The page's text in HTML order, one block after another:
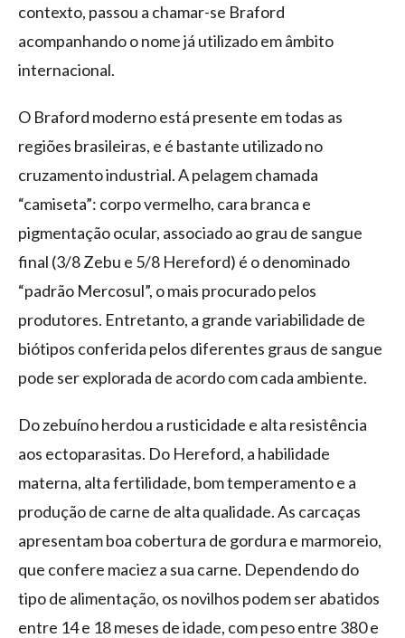
contexto, passou a chamar-se Braford
acompanhando o nome já utilizado em âmbito
internacional.
O Braford moderno está presente em todas as
regiões brasileiras, e é bastante utilizado no
cruzamento industrial. A pelagem chamada
“camiseta”: corpo vermelho, cara branca e
pigmentação ocular, associado ao grau de sangue
final (3/8 Zebu e 5/8 Hereford) é o denominado
“padrão Mercosul”, o mais procurado pelos
produtores. Entretanto, a grande variabilidade de
biótipos conferida pelos diferentes graus de sangue
pode ser explorada de acordo com cada ambiente.
Do zebuíno herdou a rusticidade e alta resistência
aos ectoparasitas. Do Hereford, a habilidade
materna, alta fertilidade, bom temperamento e a
produção de carne de alta qualidade. As carcaças
apresentam boa cobertura de gordura e marmoreio,
que confere maciez a sua carne. Dependendo do
tipo de alimentação, os novilhos podem ser abatidos
entre 14 e 18 meses de idade, com peso entre 380 e